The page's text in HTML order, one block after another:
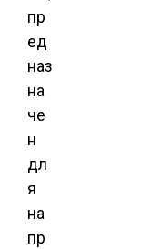
пр
ед
наз
на
че
н
дл
я
на
пр